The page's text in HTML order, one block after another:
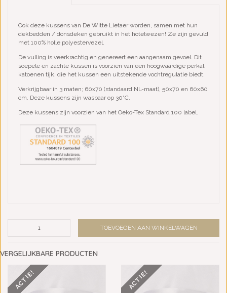
Ook deze kussens van De Witte Lietaer worden, samen met hun
dekbedden / donsdeken gebruikt in het hotelwezen! Ze zijn gevuld
met 100% holle polyestervezel.
De vulling is veerkrachtig en genereert een aangenaam gevoel. Dit
soepele en zachte kussen is voorzien van een hoogwaardige perkal
katoenen tijk, die het kussen een uitstekende vochtregulatie biedt.
Verkrijgbaar in 3 maten; 60x70 (standaard NL-maat), 50x70 en 60x60
cm. Deze kussens zijn wasbaar op 30°C.
Deze kussens zijn voorzien van het Oeko-Tex Standard 100 label.
TOEVOEGEN AAN WINKELWAGEN
VERGELIJKBARE PRODUCTEN
ACTIE! ACTIE!